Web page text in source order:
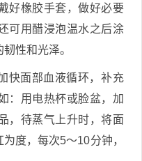
好橡胶手套，做好必要
可用醋浸泡温水之后涂
性和光泽。
快面部血液循环，补充
：用电热杯或脸盆，加
，待蒸气上升时，将面
度，每次5～10分钟，